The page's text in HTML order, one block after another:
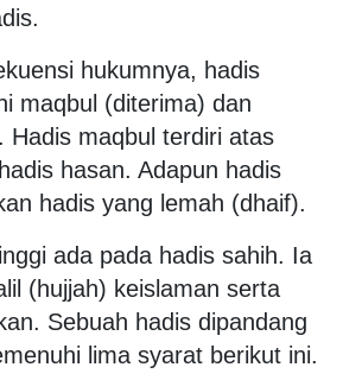
hukumnya, hadis
maqbul (diterima) dan
Hadis maqbul terdiri atas
hasan. Adapun hadis
hadis yang lemah (dhaif).
ada pada hadis sahih. Ia
(hujjah) keislaman serta
Sebuah hadis dipandang
lima syarat berikut ini.